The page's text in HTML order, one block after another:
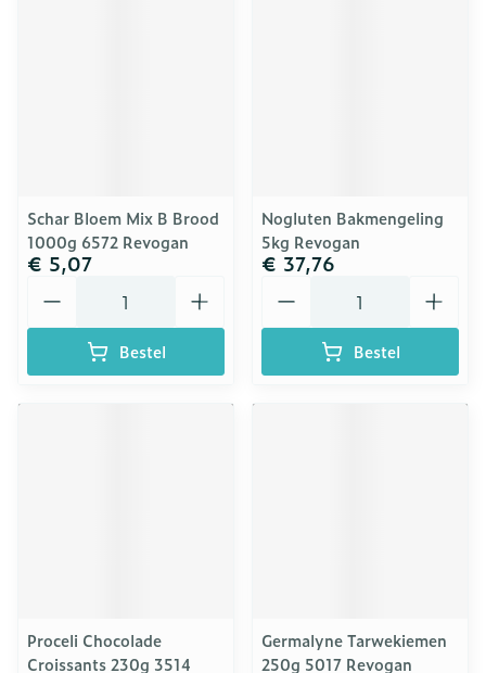
Schar Bloem Mix B Brood
1000g 6572 Revogan
€ 5,07
Bestel
Nogluten Bakmengeling
5kg Revogan
€ 37,76
Bestel
Proceli Chocolade
Croissants 230g 3514
Germalyne Tarwekiemen
250g 5017 Revogan